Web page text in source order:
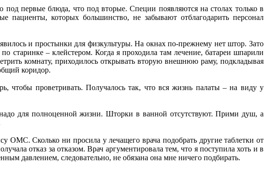
первые блюда, что под вторые. Специи появляются на столах только в
которых большинство, не забывают отблагодарить персонал
и простынки для физкультуры. На окнах по-прежнему нет штор. Зато
старинке – клейстером. Когда я проходила там лечение, батареи шпарили
комнату, приходилось открывать вторую внешнюю раму, подкладывая
коридор.
чтобы проветривать. Получалось так, что вся жизнь палаты – на виду у
для полноценной жизни. Шторки в ванной отсутствуют. Прими душ, а
ОМС. Сколько ни просила у лечащего врача подобрать другие таблетки от
отказ за отказом. Врач аргументировала тем, что я поступила хоть и в
давлением, следовательно, не обязана она мне ничего подбирать.